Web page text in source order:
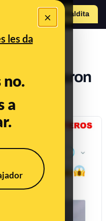
×
les da
no.
a
Hazte Maldita
los